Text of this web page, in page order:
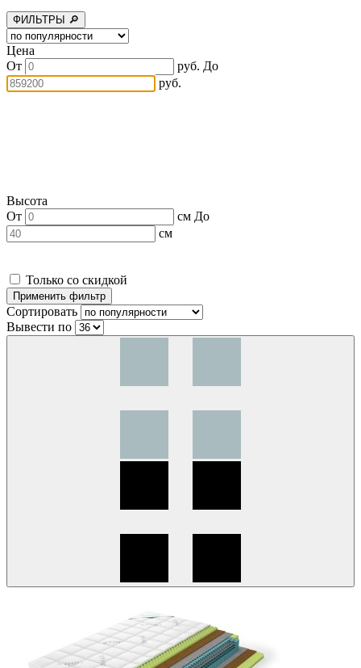
ФИЛЬТРЫ 🔎
Цена
От
руб. До
руб.
Высота
От
см До
см
Только со скидкой
Сортировать
Вывести по